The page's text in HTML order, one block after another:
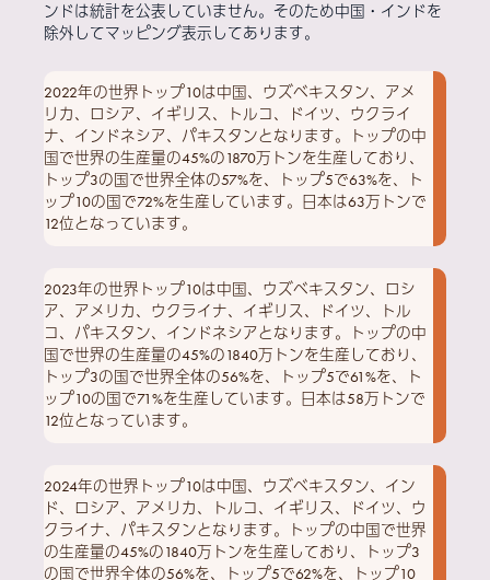
ンドは統計を公表していません。そのため中国・インドを
除外してマッピング表示してあります。
2022年の世界トップ10は中国、ウズベキスタン、アメ
リカ、ロシア、イギリス、トルコ、ドイツ、ウクライ
ナ、インドネシア、パキスタンとなります。トップの中
国で世界の生産量の45%の1870万トンを生産しており、
トップ3の国で世界全体の57%を、トップ5で63%を、ト
ップ10の国で72%を生産しています。日本は63万トンで
12位となっています。
2023年の世界トップ10は中国、ウズベキスタン、ロシ
ア、アメリカ、ウクライナ、イギリス、ドイツ、トル
コ、パキスタン、インドネシアとなります。トップの中
国で世界の生産量の45%の1840万トンを生産しており、
トップ3の国で世界全体の56%を、トップ5で61%を、ト
ップ10の国で71%を生産しています。日本は58万トンで
12位となっています。
2024年の世界トップ10は中国、ウズベキスタン、イン
ド、ロシア、アメリカ、トルコ、イギリス、ドイツ、ウ
クライナ、パキスタンとなります。トップの中国で世界
の生産量の45%の1840万トンを生産しており、トップ3
の国で世界全体の56%を、トップ5で62%を、トップ10